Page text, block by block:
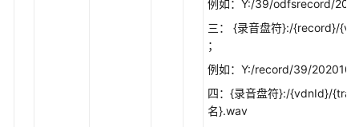
例如：Y:/39/odfsrecord/
三： {录音盘符}:/{record}/
；
例如：Y:/record/39/
四：{录音盘符}:/{vdnId}/
名}.wav